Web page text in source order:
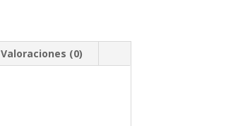
Valoraciones (0)